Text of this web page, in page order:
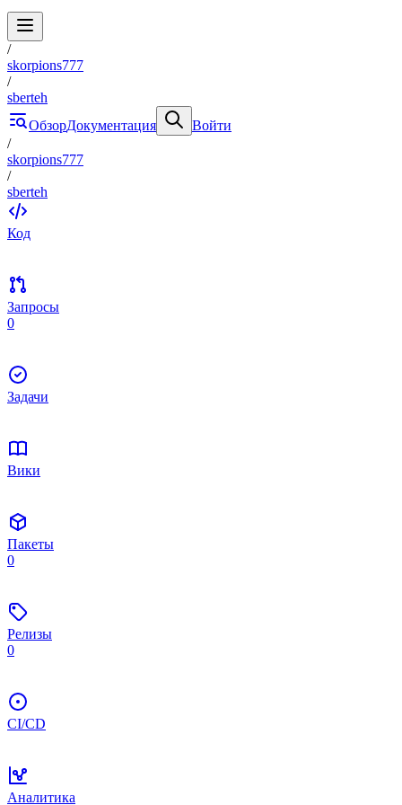
/
skorpions777
/
sberteh
ОбзорДокументация
Войти
/
skorpions777
/
sberteh
Код
Запросы
0
Задачи
Вики
Пакеты
0
Релизы
0
CI/CD
Аналитика